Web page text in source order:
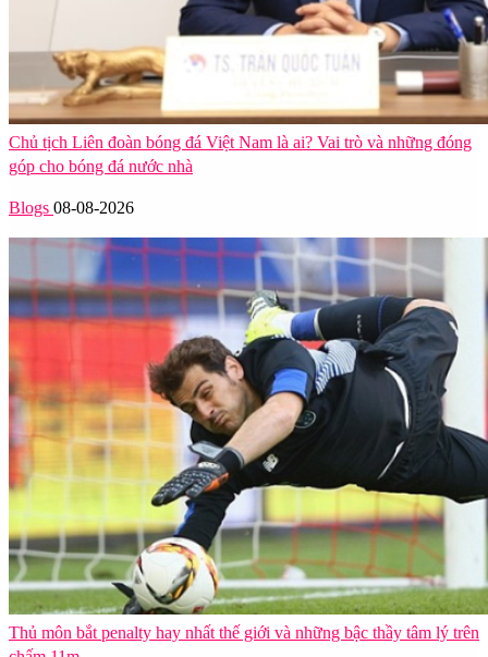
Chủ tịch Liên đoàn bóng đá Việt Nam là ai? Vai trò và những đóng
góp cho bóng đá nước nhà
Blogs 08-08-2026
Thủ môn bắt penalty hay nhất thế giới và những bậc thầy tâm lý trên